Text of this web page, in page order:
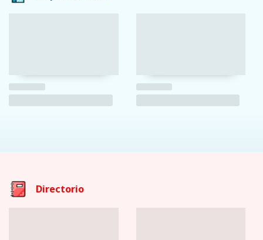
Directorio